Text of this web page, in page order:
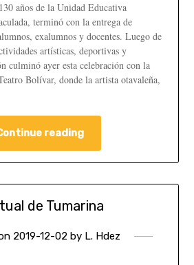
años de la Unidad Educativa
terminó con la entrega de
exalumnos y docentes. Luego de
artísticas, deportivas y
culminó ayer esta celebración con la
Bolívar, donde la artista otavaleña,
reading
de Tumarina
2019-12-02 by L. Hdez